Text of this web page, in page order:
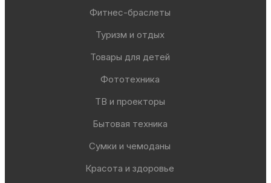
Фитнес-браслеты
Туризм и отдых
Товары для детей
Фототехника
ТВ и проекторы
Бытовая техника
Сумки и чемоданы
Красота и здоровье